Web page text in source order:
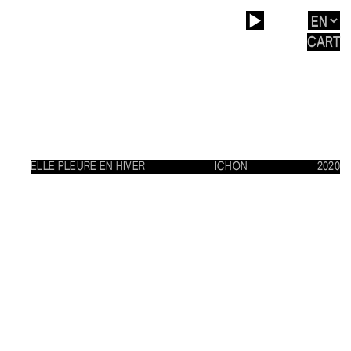
CART
ELLE PLEURE EN HIVER ICHON 2020